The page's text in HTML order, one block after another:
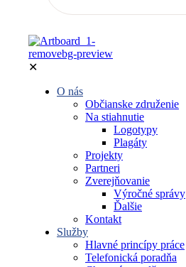
✕
O nás
Občianske združenie
Na stiahnutie
Logotypy
Plagáty
Projekty
Partneri
Zverejňovanie
Výročné správy
Ďalšie
Kontakt
Služby
Hlavné princípy práce
Telefonická poradňa